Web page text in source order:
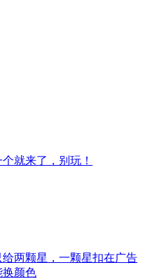
就来了，别玩！
两颗星，一颗星扣在广告
换颜色